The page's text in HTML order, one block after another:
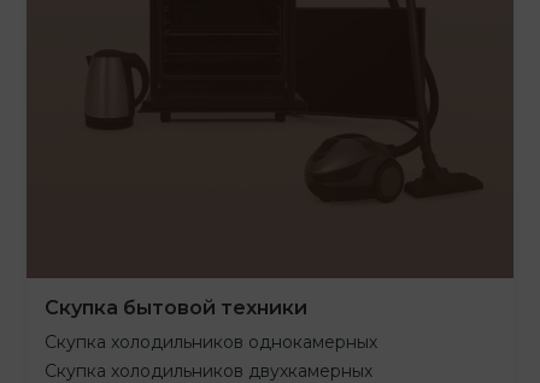
Скупка бытовой техники
Скупка холодильников однокамерных
Скупка холодильников двухкамерных